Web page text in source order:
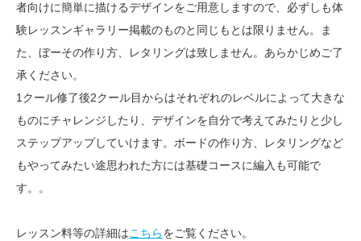
者向けに簡単に描けるデザインをご用意しますので、必ずしも体
験レッスンギャラリー掲載のものと同じもとは限りません。ま
た、ぼーその作り方、レタリングは致しません。あらかじめご了
承ください。
1クール修了後2クール目からはそれぞれのレベルによって大きな
ものにチャレンジしたり、デザインを自分で考えてみたりと少し
ステップアップしていけます。ボードの作り方、レタリングなど
もやってみたい途思われた方には基礎コースに編入も可能で
す。。
レッスン料等の詳細はこちらをご覧ください。